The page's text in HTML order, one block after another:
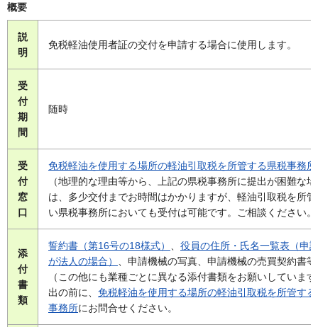
概要
説
明
免税軽油使用者証の交付を申請する場合に使用します。
受
付
期
間
随時
受
付
窓
口
免税軽油を使用する場所の軽油引取税を所管する県税事務所
（地理的な理由等から、上記の県税事務所に提出が困難な
は、多少交付までお時間はかかりますが、軽油引取税を所
い県税事務所においても受付は可能です。ご相談ください
添
付
書
類
誓約書（第16号の18様式）
役員の住所・氏名一覧表（申
が法人の場合）
、申請機械の写真、申請機械の売買契約書等
（この他にも業種ごとに異なる添付書類をお願いしていま
出の前に、 免税軽油を使用する場所の軽油引取税を所管す
事務所にお問合せください。